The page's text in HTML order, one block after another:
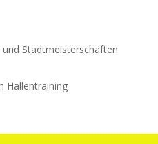
und Stadtmeisterschaften
Hallentraining